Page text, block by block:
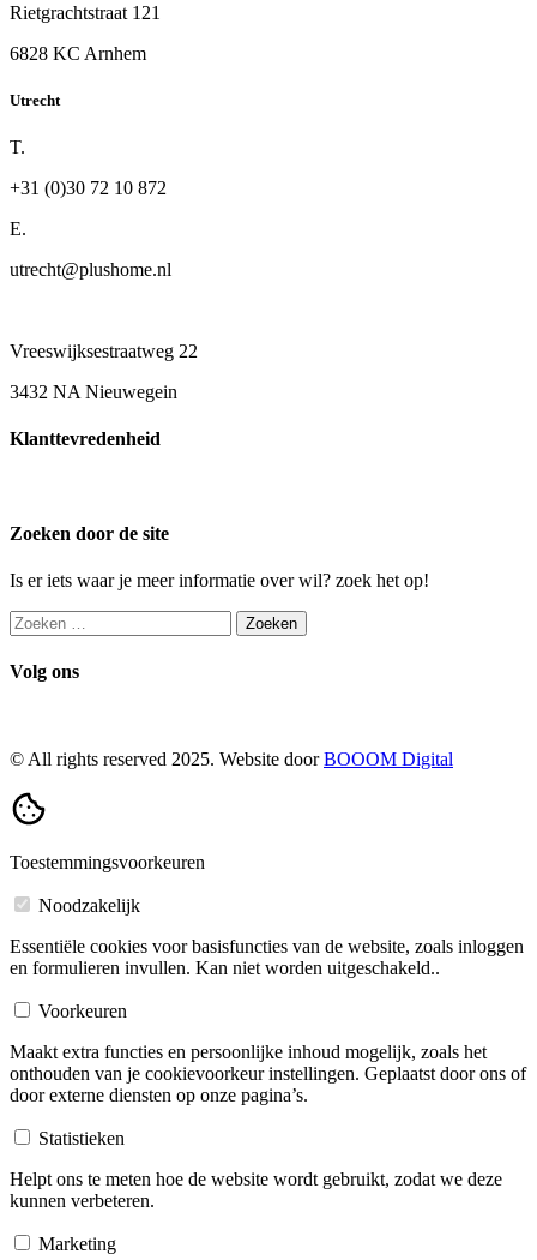
Rietgrachtstraat 121
6828 KC Arnhem
Utrecht
T.
+31 (0)30 72 10 872
E.
utrecht@plushome.nl
Vreeswijksestraatweg 22
3432 NA Nieuwegein
Klanttevredenheid
Zoeken door de site
Is er iets waar je meer informatie over wil? zoek het op!
Zoeken
naar:
Volg ons
© All rights reserved 2025. Website doorBOOOM Digital
Toestemmingsvoorkeuren
Noodzakelijk
Essentiële cookies voor basisfuncties van de website, zoals inloggen
en formulieren invullen. Kan niet worden uitgeschakeld..
Voorkeuren
Maakt extra functies en persoonlijke inhoud mogelijk, zoals het
onthouden van je cookievoorkeur instellingen. Geplaatst door ons of
door externe diensten op onze pagina’s.
Statistieken
Helpt ons te meten hoe de website wordt gebruikt, zodat we deze
kunnen verbeteren.
Marketing